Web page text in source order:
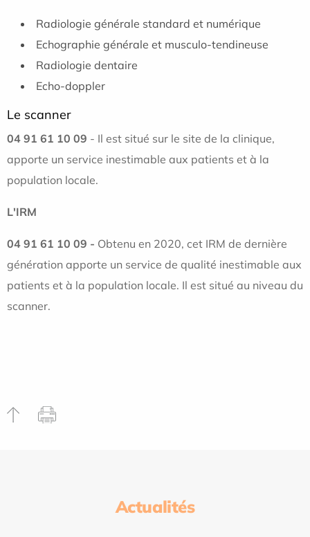
Radiologie générale standard et numérique
Echographie générale et musculo-tendineuse
Radiologie dentaire
Echo-doppler
Le scanner
04 91 61 10 09 - Il est situé sur le site de la clinique,
apporte un service inestimable aux patients et à la
population locale.
L'IRM
04 91 61 10 09 - Obtenu en 2020, cet IRM de dernière
génération apporte un service de qualité inestimable aux
patients et à la population locale. Il est situé au niveau du
scanner.
Actualités